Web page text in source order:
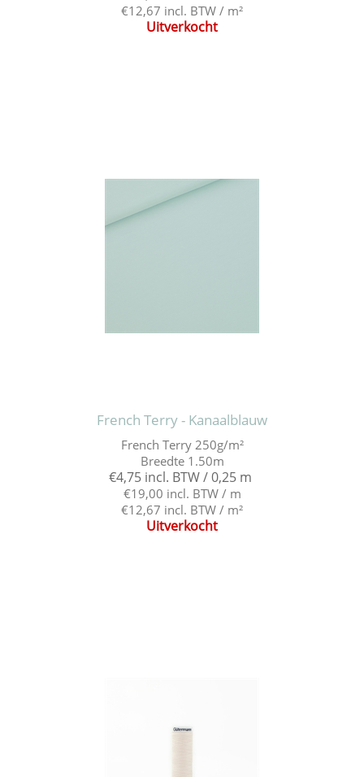
€12,67 incl. BTW / m²
Uitverkocht
French Terry - Kanaalblauw
French Terry 250g/m²
Breedte 1.50m
€4,75 incl. BTW / 0,25 m
€19,00 incl. BTW / m
€12,67 incl. BTW / m²
Uitverkocht